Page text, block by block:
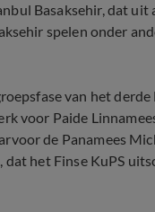
Basaksehir, dat uit
spelen onder
van het
voor Paide
de Panamees
het Finse KuPS